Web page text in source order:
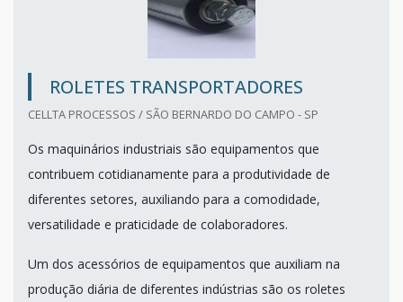
ROLETES TRANSPORTADORES
CELLTA PROCESSOS / SÃO BERNARDO DO CAMPO - SP
Os maquinários industriais são equipamentos que
contribuem cotidianamente para a produtividade de
diferentes setores, auxiliando para a comodidade,
versatilidade e praticidade de colaboradores.
Um dos acessórios de equipamentos que auxiliam na
produção diária de diferentes indústrias são os roletes